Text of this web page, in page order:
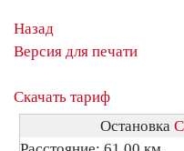
Назад
Версия для печати
Скачать тариф
Остановка